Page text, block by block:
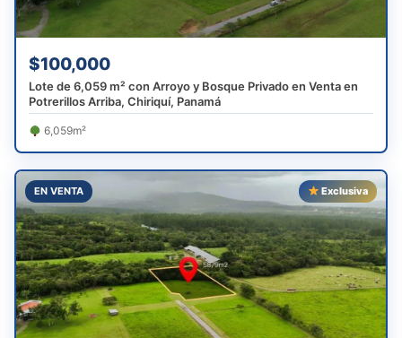
$100,000
Lote de 6,059 m² con Arroyo y Bosque Privado en Venta en
Potrerillos Arriba, Chiriquí, Panamá
6,059m²
EN VENTA Exclusiva